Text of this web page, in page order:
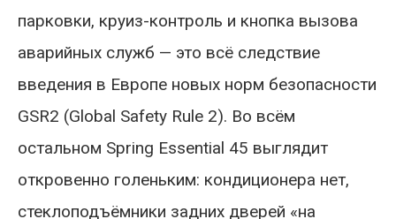
парковки, круиз-контроль и кнопка вызова
аварийных служб — это всё следствие
введения в Европе новых норм безопасности
GSR2 (Global Safety Rule 2). Во всём
остальном Spring Essential 45 выглядит
откровенно голеньким: кондиционера нет,
стеклоподъёмники задних дверей «на